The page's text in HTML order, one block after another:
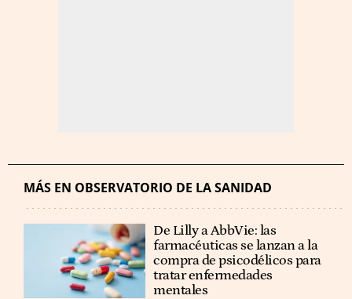
MÁS EN OBSERVATORIO DE LA SANIDAD
De Lilly a AbbVie: las
farmacéuticas se lanzan a la
compra de psicodélicos para
tratar enfermedades
mentales